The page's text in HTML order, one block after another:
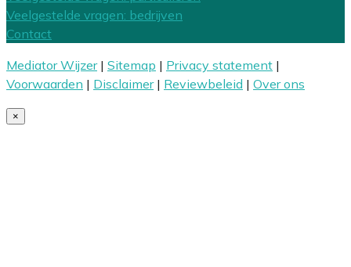
Veelgestelde vragen: bedrijven
Contact
Mediator Wijzer| Sitemap | Privacy statement |
Voorwaarden | Disclaimer| Reviewbeleid | Over ons
×